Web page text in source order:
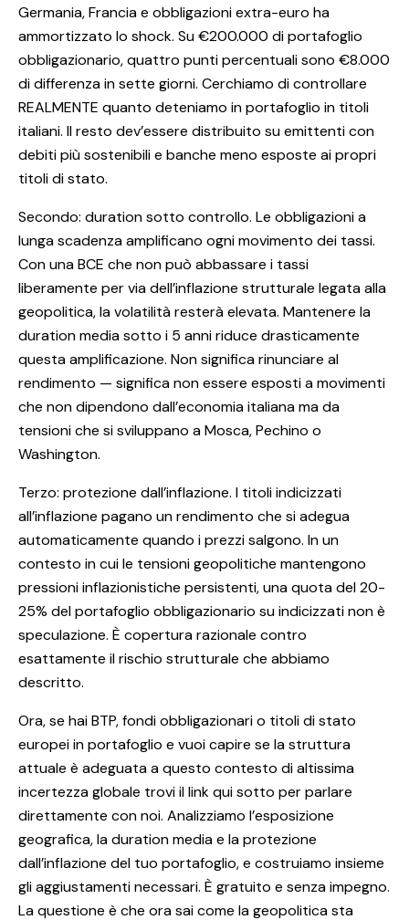
Germania, Francia e obbligazioni extra-euro ha
ammortizzato lo shock. Su €200.000 di portafoglio
obbligazionario, quattro punti percentuali sono €8.000
di differenza in sette giorni. Cerchiamo di controllare
REALMENTE quanto deteniamo in portafoglio in titoli
italiani. Il resto dev’essere distribuito su emittenti con
debiti più sostenibili e banche meno esposte ai propri
titoli di stato.
Secondo: duration sotto controllo. Le obbligazioni a
lunga scadenza amplificano ogni movimento dei tassi.
Con una BCE che non può abbassare i tassi
liberamente per via dell’inflazione strutturale legata alla
geopolitica, la volatilità resterà elevata. Mantenere la
duration media sotto i 5 anni riduce drasticamente
questa amplificazione. Non significa rinunciare al
rendimento — significa non essere esposti a movimenti
che non dipendono dall’economia italiana ma da
tensioni che si sviluppano a Mosca, Pechino o
Washington.
Terzo: protezione dall’inflazione. I titoli indicizzati
all’inflazione pagano un rendimento che si adegua
automaticamente quando i prezzi salgono. In un
contesto in cui le tensioni geopolitiche mantengono
pressioni inflazionistiche persistenti, una quota del 20-
25% del portafoglio obbligazionario su indicizzati non è
speculazione. È copertura razionale contro
esattamente il rischio strutturale che abbiamo
descritto.
Ora, se hai BTP, fondi obbligazionari o titoli di stato
europei in portafoglio e vuoi capire se la struttura
attuale è adeguata a questo contesto di altissima
incertezza globale trovi il link qui sotto per parlare
direttamente con noi. Analizziamo l’esposizione
geografica, la duration media e la protezione
dall’inflazione del tuo portafoglio, e costruiamo insieme
gli aggiustamenti necessari. È gratuito e senza impegno.
La questione è che ora sai come la geopolitica sta